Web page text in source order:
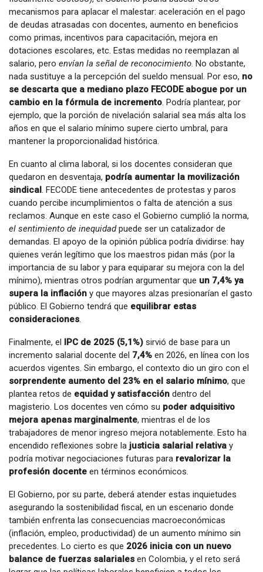
mecanismos para aplacar el malestar: aceleración en el pago
de deudas atrasadas con docentes, aumento en beneficios
como primas, incentivos para capacitación, mejora en
dotaciones escolares, etc. Estas medidas no reemplazan al
salario, pero envían la señal de reconocimiento. No obstante,
nada sustituye a la percepción del sueldo mensual. Por eso, no
se descarta que a mediano plazo FECODE abogue por un
cambio en la fórmula de incremento. Podría plantear, por
ejemplo, que la porción de nivelación salarial sea más alta los
años en que el salario mínimo supere cierto umbral, para
mantener la proporcionalidad histórica.
En cuanto al clima laboral, si los docentes consideran que
quedaron en desventaja, podría aumentar la movilización
sindical. FECODE tiene antecedentes de protestas y paros
cuando percibe incumplimientos o falta de atención a sus
reclamos. Aunque en este caso el Gobierno cumplió la norma,
el sentimiento de inequidadpuede ser un catalizador de
demandas. El apoyo de la opinión pública podría dividirse: hay
quienes verán legítimo que los maestros pidan más (por la
importancia de su labor y para equiparar su mejora con la del
mínimo), mientras otros podrían argumentar que un 7,4% ya
supera la inflación y que mayores alzas presionarían el gasto
público. El Gobierno tendrá que equilibrar estas
consideraciones.
Finalmente, el IPC de 2025 (5,1%) sirvió de base para un
incremento salarial docente del 7,4% en 2026, en línea con los
acuerdos vigentes. Sin embargo, el contexto dio un giro con el
sorprendente aumento del 23% en el salario mínimo, que
plantea retos de equidad y satisfacción dentro del
magisterio. Los docentes ven cómo su poder adquisitivo
mejora apenas marginalmente, mientras el de los
trabajadores de menor ingreso mejora notablemente. Esto ha
encendido reflexiones sobre la justicia salarial relativa y
podría motivar negociaciones futuras para revalorizar la
profesión docente en términos económicos.
El Gobierno, por su parte, deberá atender estas inquietudes
asegurando la sostenibilidad fiscal, en un escenario donde
también enfrenta las consecuencias macroeconómicas
(inflación, empleo, productividad) de un aumento mínimo sin
precedentes. Lo cierto es que 2026 inicia con un nuevo
balance de fuerzas salariales en Colombia, y el reto será